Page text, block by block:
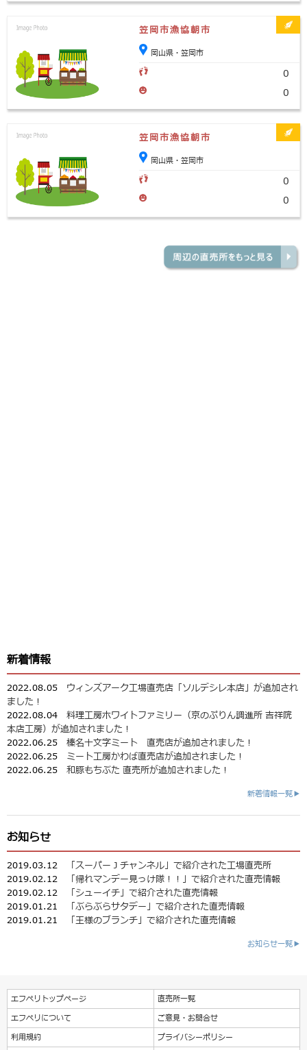
笠岡市漁協朝市
岡山県・笠岡市
0
0
笠岡市漁協朝市
岡山県・笠岡市
0
0
新着情報
2022.08.05 ウィンズアーク工場直売店「ソルデシレ本店」が追加され
ました！
2022.08.04 料理工房ホワイトファミリー（京のぷりん調進所 吉祥院
本店工房）が追加されました！
2022.06.25 榛名十文字ミート 直売店が追加されました！
2022.06.25 ミート工房かわば直売店が追加されました！
2022.06.25 和豚もちぶた 直売所が追加されました！
新着情報一覧▶
お知らせ
2019.03.12
「スーパーＪチャンネル」で紹介された工場直売所
2019.02.12
「帰れマンデー見っけ隊！！」で紹介された直売情報
2019.02.12
「シューイチ」で紹介された直売情報
2019.01.21
「ぶらぶらサタデー」で紹介された直売情報
2019.01.21
「王様のブランチ」で紹介された直売情報
お知らせ一覧▶
エフペリトップページ
直売所一覧
エフペリについて
ご意見・お問合せ
利用規約
プライバシーポリシー